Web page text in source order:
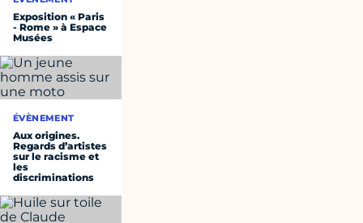
Exposition « Paris
- Rome » à Espace
Musées
ÉVÈNEMENT
Aux origines.
Regards d’artistes
sur le racisme et
les
discriminations